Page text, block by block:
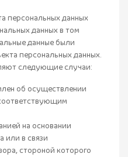
персональных данных
данных в том
данные были
персональных данных.
следующие случаи:
об осуществлении
на основании
или в связи
стороной которого